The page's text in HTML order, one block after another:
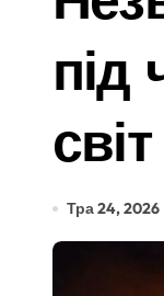
під
Тра 24, 2026